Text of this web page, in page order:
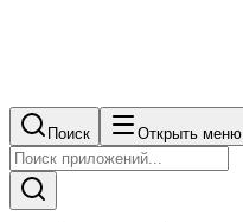
Поиск Открыть меню